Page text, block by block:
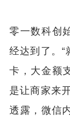
零一数科创
经达到了。
卡，大金额
是让商家来
透露，微信